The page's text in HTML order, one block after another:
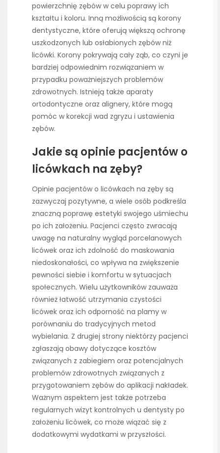
powierzchnię zębów w celu poprawy ich
kształtu i koloru. Inną możliwością są korony
dentystyczne, które oferują większą ochronę
uszkodzonych lub osłabionych zębów niż
licówki. Korony pokrywają cały ząb, co czyni je
bardziej odpowiednim rozwiązaniem w
przypadku poważniejszych problemów
zdrowotnych. Istnieją także aparaty
ortodontyczne oraz alignery, które mogą
pomóc w korekcji wad zgryzu i ustawienia
zębów.
Jakie są opinie pacjentów o
licówkach na zęby?
Opinie pacjentów o licówkach na zęby są
zazwyczaj pozytywne, a wiele osób podkreśla
znaczną poprawę estetyki swojego uśmiechu
po ich założeniu. Pacjenci często zwracają
uwagę na naturalny wygląd porcelanowych
licówek oraz ich zdolność do maskowania
niedoskonałości, co wpływa na zwiększenie
pewności siebie i komfortu w sytuacjach
społecznych. Wielu użytkowników zauważa
również łatwość utrzymania czystości
licówek oraz ich odporność na plamy w
porównaniu do tradycyjnych metod
wybielania. Z drugiej strony niektórzy pacjenci
zgłaszają obawy dotyczące kosztów
związanych z zabiegiem oraz potencjalnych
problemów zdrowotnych związanych z
przygotowaniem zębów do aplikacji nakładek.
Ważnym aspektem jest także potrzeba
regularnych wizyt kontrolnych u dentysty po
założeniu licówek, co może wiązać się z
dodatkowymi wydatkami w przyszłości.